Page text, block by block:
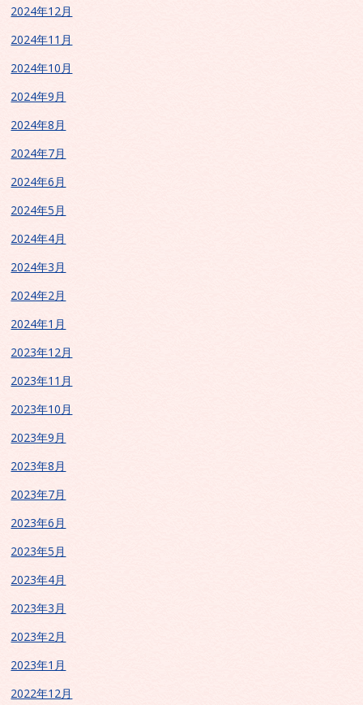
2024年12月
2024年11月
2024年10月
2024年9月
2024年8月
2024年7月
2024年6月
2024年5月
2024年4月
2024年3月
2024年2月
2024年1月
2023年12月
2023年11月
2023年10月
2023年9月
2023年8月
2023年7月
2023年6月
2023年5月
2023年4月
2023年3月
2023年2月
2023年1月
2022年12月